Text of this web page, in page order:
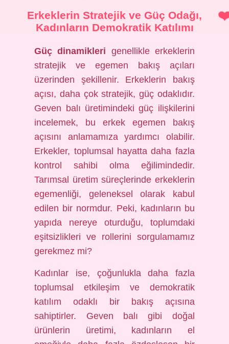
Erkeklerin Stratejik ve Güç Odağı,
Kadınların Demokratik Katılımı
Güç dinamikleri genellikle erkeklerin
stratejik ve egemen bakış açıları
üzerinden şekillenir. Erkeklerin bakış
açısı, daha çok stratejik, güç odaklıdır.
Geven balı üretimindeki güç ilişkilerini
incelemek, bu erkek egemen bakış
açısını anlamamıza yardımcı olabilir.
Erkekler, toplumsal hayatta daha fazla
kontrol sahibi olma eğilimindedir.
Tarımsal üretim süreçlerinde erkeklerin
egemenliği, geleneksel olarak kabul
edilen bir normdur. Peki, kadınların bu
yapıda nereye oturduğu, toplumdaki
eşitsizlikleri ve rollerini sorgulamamız
gerekmez mi?
Kadınlar ise, çoğunlukla daha fazla
toplumsal etkileşim ve demokratik
katılım odaklı bir bakış açısına
sahiptirler. Geven balı gibi doğal
ürünlerin üretimi, kadınların el